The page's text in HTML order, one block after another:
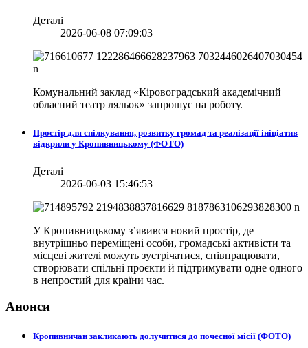
Деталі
2026-06-08 07:09:03
Комунальний заклад «Кіровоградський академічний
обласний театр ляльок» запрошує на роботу.
Простір для спілкування, розвитку громад та реалізації ініціатив
відкрили у Кропивницькому (ФОТО)
Деталі
2026-06-03 15:46:53
У Кропивницькому з’явився новий простір, де
внутрішньо переміщені особи, громадські активісти та
місцеві жителі можуть зустрічатися, співпрацювати,
створювати спільні проєкти й підтримувати одне одного
в непростий для країни час.
Анонси
Кропивничан закликають долучитися до почесної місії (ФОТО)